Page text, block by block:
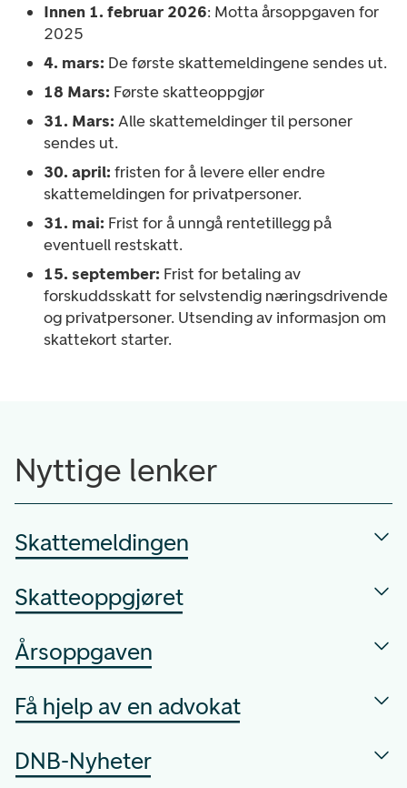
Innen 1. februar 2026: Motta årsoppgaven for
2025
4. mars: De første skattemeldingene sendes ut.
18 Mars: Første skatteoppgjør
31. Mars: Alle skattemeldinger til personer
sendes ut.
30. april: fristen for å levere eller endre
skattemeldingen for privatpersoner.
31. mai: Frist for å unngå rentetillegg på
eventuell restskatt.
15. september: Frist for betaling av
forskuddsskatt for selvstendig næringsdrivende
og privatpersoner. Utsending av informasjon om
skattekort starter.
Nyttige lenker
Skattemeldingen
Skatteoppgjøret
Årsoppgaven
Få hjelp av en advokat
DNB-Nyheter